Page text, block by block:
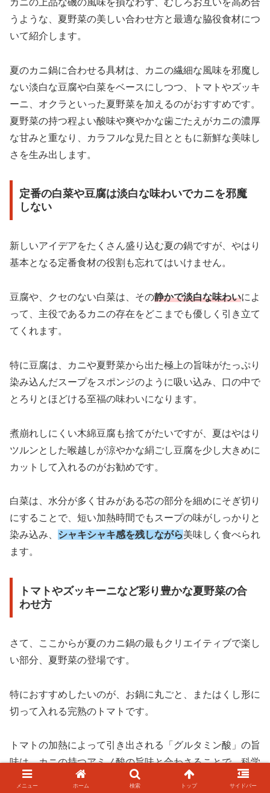
うような、夏野菜の美しい合わせ方と最適な脇役食材につ
いて紹介します。
夏のカニ鍋に合わせる具材は、カニの繊細な風味を邪魔し
ない淡白な豆腐や白菜をベースにしつつ、トマトやズッキ
ーニ、オクラといった夏野菜を加えるのがおすすめです。
夏野菜の持つ程よい酸味や爽やかな歯ごたえがカニの濃厚
な甘みと重なり、カラフルな見た目とともに新鮮な美味し
さを生み出します。
定番の白菜や豆腐は淡白な味わいでカニを邪魔
しない
新しいアイデアをたくさん盛り込む夏の鍋ですが、やはり
基本となる定番食材の役割も忘れてはいけません。
豆腐や、クセのない白菜は、その静かで淡白な味わいによ
って、主役であるカニの存在をどこまでも優しく引き立て
てくれます。
特に豆腐は、カニや夏野菜から出た極上の旨味がたっぷり
染み込んだスープをスポンジのように吸い込み、口の中で
とろりとほどける至福の味わいになります。
煮崩れしにくい木綿豆腐も捨てがたいですが、夏はやはり
ツルンとした喉越しが涼やかな絹ごし豆腐を少し大きめに
カットして入れるのがお勧めです。
白菜は、水分が多く甘みがある芯の部分を細めにそぎ切り
にすることで、短い加熱時間でもスープの味がしっかりと
染み込み、 シャキシャキ感を残しながら美味しく食べられ
ます。
トマトやズッキーニなど彩り豊かな夏野菜の合
わせ方
さて、ここからが夏のカニ鍋の最もクリエイティブで楽し
い部分、夏野菜の登場です。
特におすすめしたいのが、お鍋に丸ごと、またはくし形に
切って入れる完熟のトマトです。
トマトの加熱によって引き出される「グルタミン酸」の旨
味は、カニの持つアミノ酸の旨味と合わさることで、科学
的にも
爆発的な旨味の相乗効果
を生み出すと言われていま
メニュー ホーム 検索 トップ サイドバー